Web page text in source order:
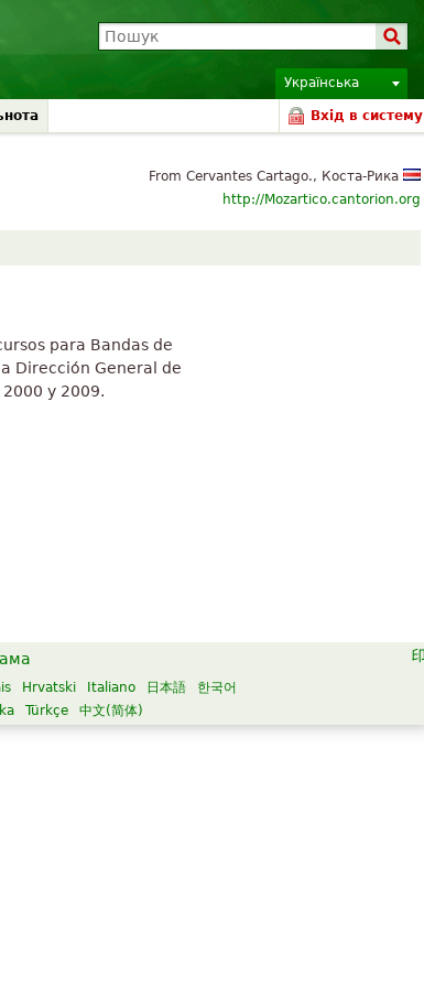
Українська
Вхід в систему
From Cervantes Cartago., Коста-Рика
http://Mozartico.cantorion.org
para Bandas de
Dirección General de
y 2009.
Hrvatski Italiano 日本語
한국어
Türkçe 中文(简体)